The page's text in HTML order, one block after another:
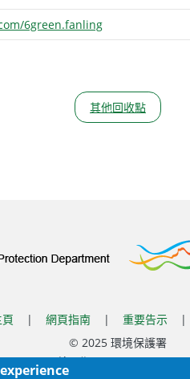
6green.fanling
其他回收點
| 網頁指南 | 重要告示 |
© 2025 環境保護署
覆檢日期:2026-07-02 09:30